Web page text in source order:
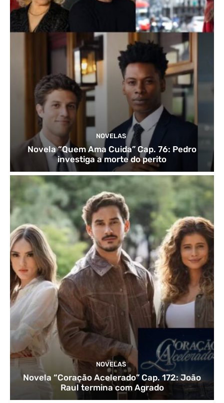
NOVELAS
Novela “Quem Ama Cuida” Cap. 76: Pedro
investiga a morte do perito
NOVELAS
Novela “Coração Acelerado” Cap. 172: João
Raul termina com Agrado